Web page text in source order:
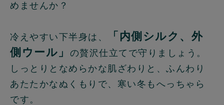
めませんか？
冷えやすい下半身は、
「内側シルク、外
側ウール」
の贅沢仕立てで守りましょう。
しっとりとなめらかな肌ざわりと、ふんわり
あたたかなぬくもりで、寒い冬もへっちゃら
です。